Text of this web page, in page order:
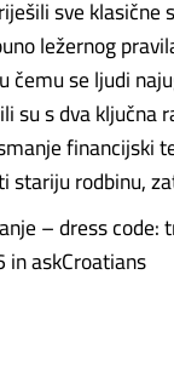
sve
ležernog
čemu se ljudi
su s dva
financijski
stariju rodbinu,
– dress
askCroatians